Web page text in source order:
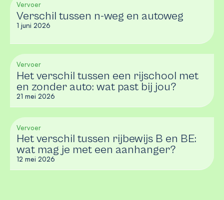
Vervoer
Verschil tussen n-weg en autoweg
1 juni 2026
Vervoer
Het verschil tussen een rijschool met
en zonder auto: wat past bij jou?
21 mei 2026
Vervoer
Het verschil tussen rijbewijs B en BE:
wat mag je met een aanhanger?
12 mei 2026